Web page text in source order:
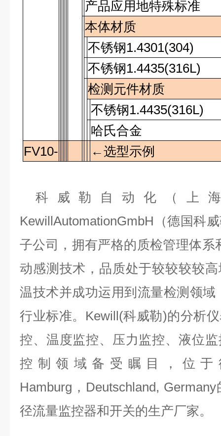
产品应用地特殊标准
本体材质
不锈钢1.4301(304)
不锈钢1.4435(316L)
检测元件材质
不锈钢1.4435(316L)
哈氏合金
FV10-
←选型示例
科威勒自动化（上
KewillAutomationGmbH（德国科
子公司，拥有严格的质检管理体系
动感测技术，品质处于较较较较
温技术并成功运用到流量检测领
行业标准。Kewill(科威勒)的分析
控、温度监控、压力监控、液位
控制领域备受瞩目，位于德
Hamburg，Deutschland,
径流量监控器和开关的生产厂家。